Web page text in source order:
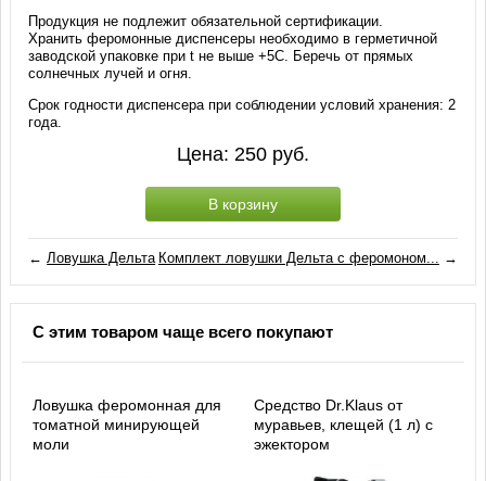
Продукция не подлежит обязательной сертификации.
Хранить феромонные диспенсеры необходимо в герметичной
заводской упаковке при t не выше +5С. Беречь от прямых
солнечных лучей и огня.
Срок годности диспенсера при соблюдении условий хранения: 2
года.
Цена: 250 руб.
В корзину
←Ловушка Дельта Комплект ловушки Дельта с феромоном... →
С этим товаром чаще всего покупают
Ловушка феромонная для
томатной минирующей
моли
Средство Dr.Klaus от
муравьев, клещей (1 л) с
эжектором